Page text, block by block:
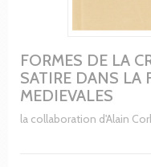
FORMES DE LA
SATIRE DANS LA
MEDIEVALES
la collaboration d'Alain